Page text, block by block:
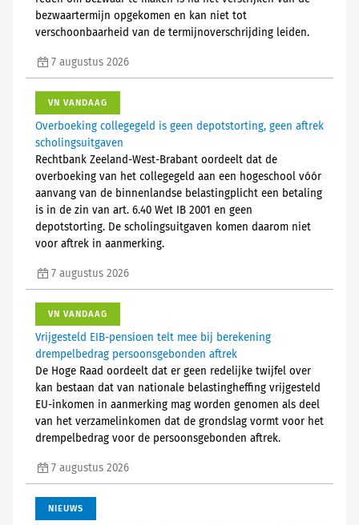
bezwaartermijn opgekomen en kan niet tot
verschoonbaarheid van de termijnoverschrijding leiden.
7 augustus 2026
VN VANDAAG
Overboeking collegegeld is geen depotstorting, geen aftrek
scholingsuitgaven
Rechtbank Zeeland-West-Brabant oordeelt dat de
overboeking van het collegegeld aan een hogeschool vóór
aanvang van de binnenlandse belastingplicht een betaling
is in de zin van art. 6.40 Wet IB 2001 en geen
depotstorting. De scholingsuitgaven komen daarom niet
voor aftrek in aanmerking.
7 augustus 2026
VN VANDAAG
Vrijgesteld EIB-pensioen telt mee bij berekening
drempelbedrag persoonsgebonden aftrek
De Hoge Raad oordeelt dat er geen redelijke twijfel over
kan bestaan dat van nationale belastingheffing vrijgesteld
EU-inkomen in aanmerking mag worden genomen als deel
van het verzamelinkomen dat de grondslag vormt voor het
drempelbedrag voor de persoonsgebonden aftrek.
7 augustus 2026
NIEUWS